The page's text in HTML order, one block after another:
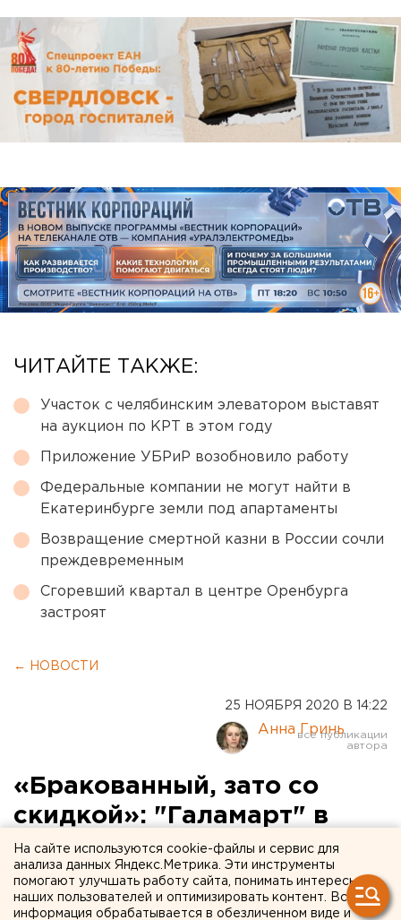
ЧИТАЙТЕ ТАКЖЕ:
Участок с челябинским элеватором выставят
на аукцион по КРТ в этом году
Приложение УБРиР возобновило работу
Федеральные компании не могут найти в
Екатеринбурге земли под апартаменты
Возвращение смертной казни в России сочли
преждевременным
Сгоревший квартал в центре Оренбурга
застроят
← НОВОСТИ
25 НОЯБРЯ 2020 В 14:22
Анна Гринь
«Бракованный, зато со
скидкой»: "Галамарт" в
Екатеринбурге продает
неработающие тесты на
коронавирус
На сайте используются cookie-файлы и сервис для
анализа данных Яндекс.Метрика. Эти инструменты
помогают улучшать работу сайта, понимать интересы
наших пользователей и оптимизировать контент. Вся
информация обрабатывается в обезличенном виде и